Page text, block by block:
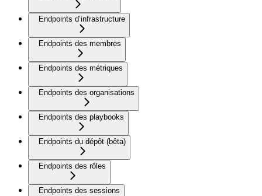
Endpoints d’infrastructure
Endpoints des membres
Endpoints des métriques
Endpoints des organisations
Endpoints des playbooks
Endpoints du dépôt (bêta)
Endpoints des rôles
Endpoints des sessions